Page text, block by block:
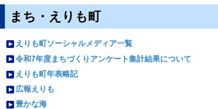
まち・えりも町
えりも町ソーシャルメディア一覧
令和7年度まちづくりアンケート集計結果について
えりも町年表略記
広報えりも
豊かな海